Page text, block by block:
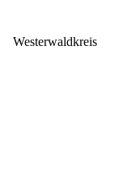
Westerwaldkreis